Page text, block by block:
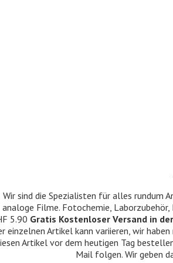
Wir sind die Spezialisten für alles rundum
Filme. Fotochemie, Laborzubehör,
5.90 Gratis Kostenloser Versand in
einzelnen Artikel kann variieren, wir
Artikel vor dem heutigen Tag
Mail folgen. Wir geben